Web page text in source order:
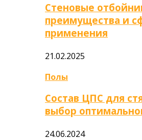
Стеновые
преимущества и
применения
21.02.2025
Полы
Состав ЦПС для
выбор
24.06.2024